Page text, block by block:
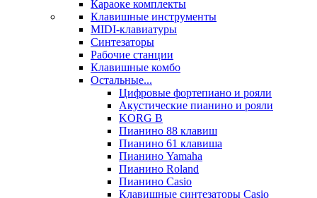
Караоке комплекты
Клавишные инструменты
MIDI-клавиатуры
Синтезаторы
Рабочие станции
Клавишные комбо
Остальные...
Цифровые фортепиано и рояли
Акустические пианино и рояли
KORG B
Пианино 88 клавиш
Пианино 61 клавиша
Пианино Yamaha
Пианино Roland
Пианино Casio
Клавишные синтезаторы Casio